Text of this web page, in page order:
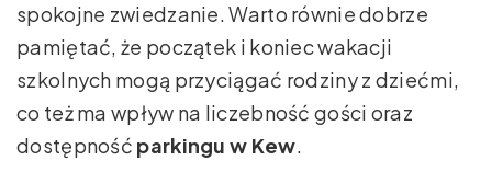
spokojne zwiedzanie. Warto równie dobrze
pamiętać, że początek i koniec wakacji
szkolnych mogą przyciągać rodziny z dziećmi,
co też ma wpływ na liczebność gości oraz
dostępność parkingu w Kew.